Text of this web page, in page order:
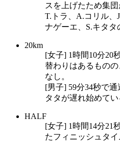
スを上げたため集
T.トラ、A.コリル
ナゲーエ、S.キタタ
20km
[女子] 1時間10分20
替わりはあるもの
なし。
[男子] 59分34秒で
タタが遅れ始めてい
HALF
[女子] 1時間14分21
たフィニッシュタイ